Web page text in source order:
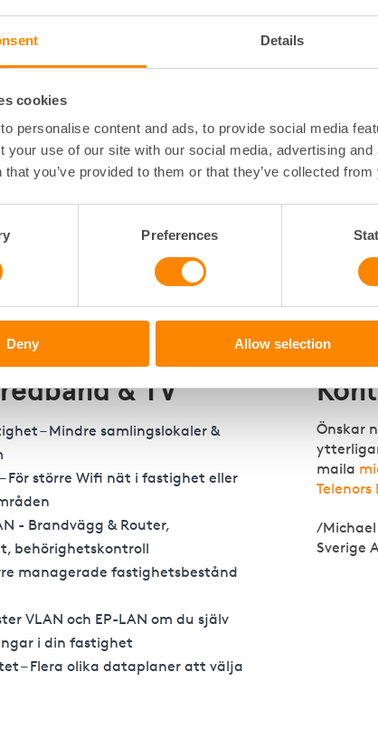
Details
cookies
personalise content and ads, to provide social media
your use of our site with our social media, advertising
that you’ve provided to them or that they’ve collected
Preferences
Deny Allow selection
ingår
2 500 Mbit/s och en kraftfull
inklusive Stream och trådlös TV-
och dedikerad
avtalstiden.
Extra trygghet med
för alla
& TV
– Mindre samlingslokaler &
För större Wifi nät i fastighet eller
- Brandvägg & Router,
behörighetskontroll
managerade fastighetsbestånd
VLAN och EP-LAN om du själv
i din fastighet
– Flera olika dataplaner att välja
Önskar
maila
Telenors
/Michael
Sverige